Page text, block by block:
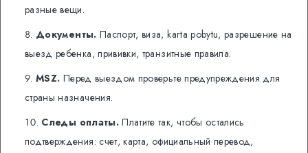
разные вещи.
Документы. Паспорт, виза, karta pobytu, разрешение на
выезд ребенка, прививки, транзитные правила.
MSZ. Перед выездом проверьте предупреждения для
страны назначения.
Следы оплаты.Платите так, чтобы остались
подтверждения: счет, карта, официальный перевод,